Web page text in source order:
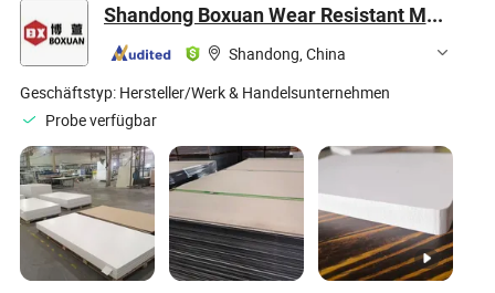
Vorhangabdeckungen
Shandong Boxuan Wear Resistant Material Co., Ltd.
Shandong, China
Geschäftstyp: Hersteller/Werk & Handelsunternehmen
Probe verfügbar